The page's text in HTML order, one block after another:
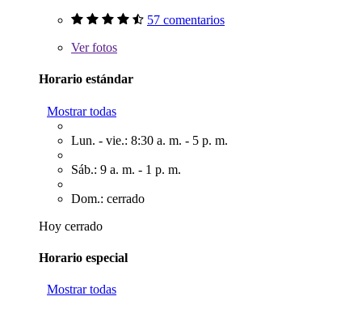
57 comentarios
Verfotos
Horario estándar
Mostrar todas
Lun. - vie.: 8:30 a. m. - 5 p. m.
Sáb.: 9 a. m. - 1 p. m.
Dom.: cerrado
Hoy cerrado
Horario especial
Mostrar todas